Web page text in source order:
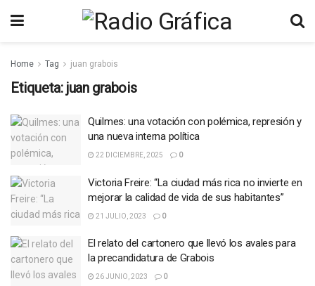
Home Tag juan grabois
Etiqueta: juan grabois
Quilmes: una votación con polémica, represión y
una nueva interna política
22 DICIEMBRE, 2025 0
Victoria Freire: “La ciudad más rica no invierte en
mejorar la calidad de vida de sus habitantes”
21 JULIO, 2023 0
El relato del cartonero que llevó los avales para
la precandidatura de Grabois
26 JUNIO, 2023 0